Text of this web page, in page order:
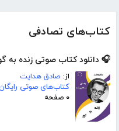
کتاب‌های تصادفی
🎧 دانلود کتاب صوتی زنده به
از: صادق هدایت
کتاب‌های صوتی
۰ صفحه